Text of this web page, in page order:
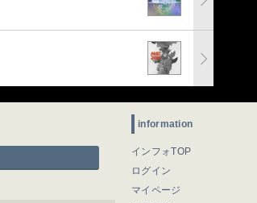
information
インフォTOP
ログイン
マイページ